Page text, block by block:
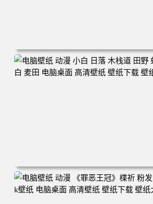
电脑壁纸 可爱动物 喵 喵星人 猫 猫咪 萌宠
纸 壁纸下载 壁纸大全
电脑壁纸 动漫 小白 日落 木栈道 田野 蜡笔小
电脑桌面 高清壁纸 壁纸下载 壁纸大全